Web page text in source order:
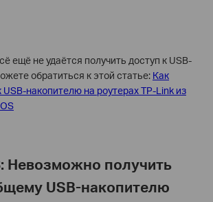
ещё не удаётся получить доступ к USB-
обратиться к этой статье: Как
USB-накопителю на роутерах TP-Link из
Невозможно получить
USB-накопителю